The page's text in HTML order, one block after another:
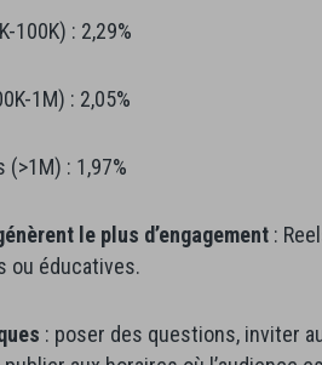
100K) : 2,29%
1M) : 2,05%
(>1M) : 1,97%
le plus d’engagement :
ou éducatives.
: poser des questions, inviter